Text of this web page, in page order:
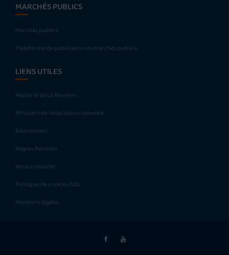
MARCHÉS PUBLICS
Marchés publics
Plateforme de publication de marchés publics
LIENS UTILES
Rectorat de La Réunion
Ministère de l’éducation nationale
Educonnect
Région Réunion
Nous contacter
Politique de cookies (UE)
Mentions légales